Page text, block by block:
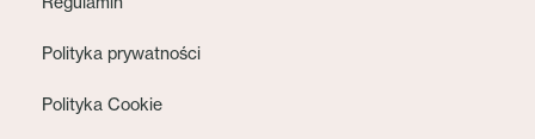
Polityka prywatności
Polityka Cookie